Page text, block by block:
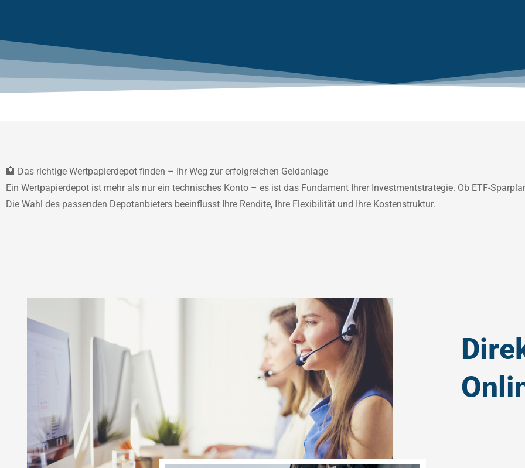
🏦 Das richtige Wertpapierdepot finden – Ihr Weg zur erfolgreichen Geldanlage
Ein Wertpapierdepot ist mehr als nur ein technisches Konto – es ist das Fundament Ihrer Investmentstrategie. Ob ETF-
Die Wahl des passenden Depotanbieters beeinflusst Ihre Rendite, Ihre Flexibilität und Ihre Kostenstruktur.